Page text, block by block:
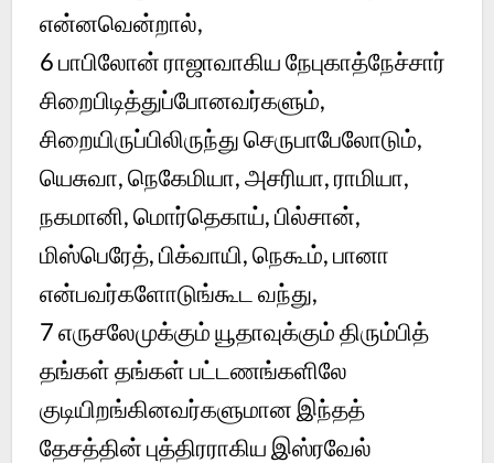
என்னவென்றால்,
6 பாபிலோன் ராஜாவாகிய நேபுகாத்நேச்சார்
சிறைபிடித்துப்போனவர்களும்,
சிறையிருப்பிலிருந்து செருபாபேலோடும்,
யெசுவா, நெகேமியா, அசரியா, ராமியா,
நகமானி, மொர்தெகாய், பில்சான்,
மிஸ்பெரேத், பிக்வாயி, நெகூம், பானா
என்பவர்களோடுங்கூட வந்து,
7 எருசலேமுக்கும் யூதாவுக்கும் திரும்பித்
தங்கள் தங்கள் பட்டணங்களிலே
குடியிறங்கினவர்களுமான இந்தத்
தேசத்தின் புத்திரராகிய இஸ்ரவேல்